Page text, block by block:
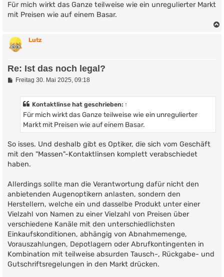
Für mich wirkt das Ganze teilweise wie ein unregulierter Markt
mit Preisen wie auf einem Basar.
Lutz
Re: Ist das noch legal?
BFreitag 30. Mai 2025, 09:18
Kontaktlinse hat geschrieben: ↑
Für mich wirkt das Ganze teilweise wie ein unregulierter
Markt mit Preisen wie auf einem Basar.
So isses. Und deshalb gibt es Optiker, die sich vom Geschäft
mit den "Massen"-Kontaktlinsen komplett verabschiedet
haben.
Allerdings sollte man die Verantwortung dafür nicht den
anbietenden Augenoptikern anlasten, sondern den
Herstellern, welche ein und dasselbe Produkt unter einer
Vielzahl von Namen zu einer Vielzahl von Preisen über
verschiedene Kanäle mit den unterschiedlichsten
Einkaufskonditionen, abhängig von Abnahmemenge,
Vorauszahlungen, Depotlagern oder Abrufkontingenten in
Kombination mit teilweise absurden Tausch-, Rückgabe- und
Gutschriftsregelungen in den Markt drücken.